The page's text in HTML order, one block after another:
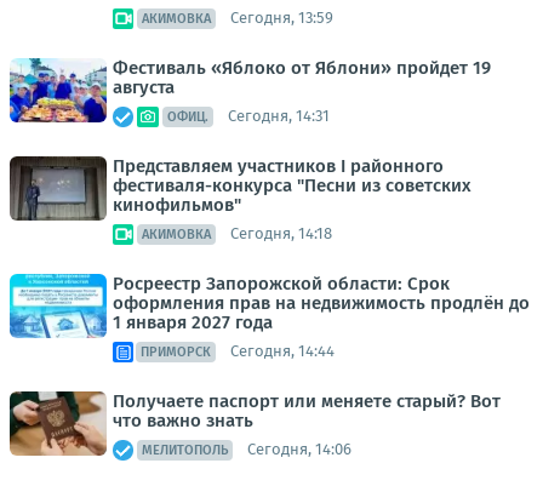
АКИМОВКА Сегодня, 13:59
Фестиваль «Яблоко от Яблони» пройдет 19
августа
ОФИЦ. Сегодня, 14:31
Представляем участников I районного
фестиваля-конкурса "Песни из советских
кинофильмов"
АКИМОВКА Сегодня, 14:18
Росреестр Запорожской области: Срок
оформления прав на недвижимость продлён до
1 января 2027 года
ПРИМОРСК Сегодня, 14:44
Получаете паспорт или меняете старый? Вот
что важно знать
МЕЛИТОПОЛЬ Сегодня, 14:06